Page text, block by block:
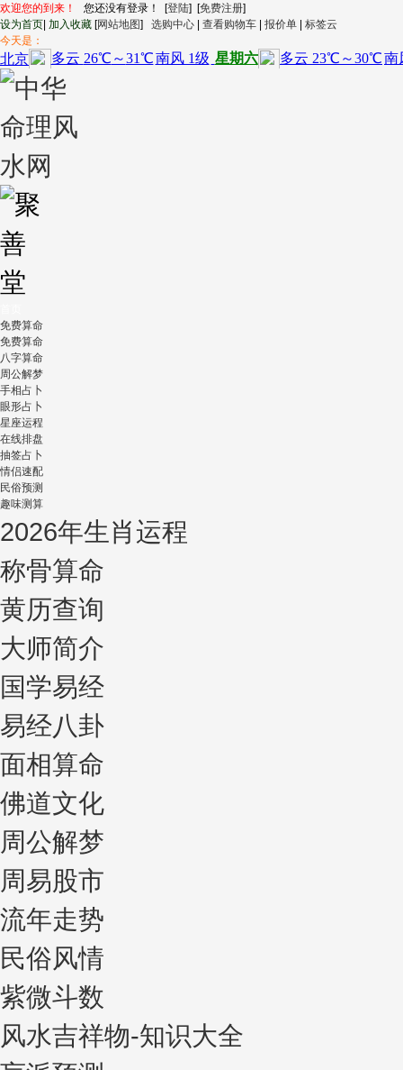
欢迎您的到来！ 您还没有登录！ [登陆] [免费注册]
设为首页 加入收藏 [网站地图] 选购中心 查看购物车 报价单
标签云
今天是：
免费算命
免费算命
八字算命
周公解梦
手相占卜
眼形占卜
星座运程
在线排盘
抽签占卜
情侣速配
民俗预测
趣味测算
2026年生肖运程
称骨算命
黄历查询
大师简介
国学易经
易经八卦
面相算命
佛道文化
周公解梦
周易股市
流年走势
民俗风情
紫微斗数
风水吉祥物-知识大全